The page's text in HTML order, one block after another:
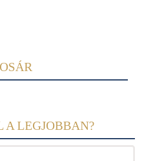
A LEGJOBBAN?